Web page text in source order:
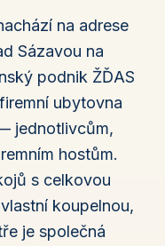
na adrese
Sázavou na
podnik ŽĎAS
ubytovna
jednotlivcům,
hostům.
s celkovou
koupelnou,
je společná